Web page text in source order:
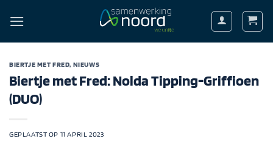
naar
BIERTJE MET FRED, NIEUWS
Biertje met Fred: Nolda Tipping-Griffioen
(DUO)
GEPLAATST OP 11 APRIL 2023